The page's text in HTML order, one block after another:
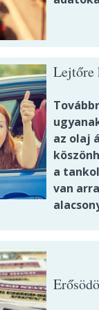
Lejtőre
az olaj
a
van